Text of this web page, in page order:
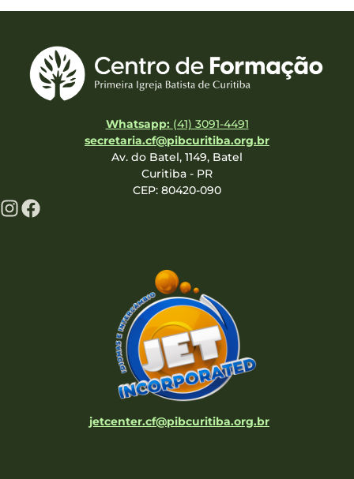
Whatsapp: (41) 3091-4491
secretaria.cf@pibcuritiba.org.br
Av. do Batel, 1149, Batel
Curitiba - PR
CEP: 80420-090
jetcenter.cf@pibcuritiba.org.br